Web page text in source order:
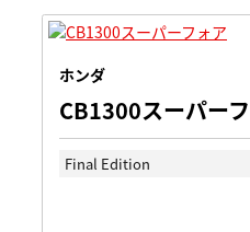
ホンダ
CB1300スーパー
Final Edition